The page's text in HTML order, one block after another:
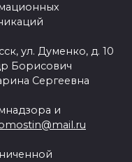
ул. Думенко, д. 10
Борисович
Сергеевна
и